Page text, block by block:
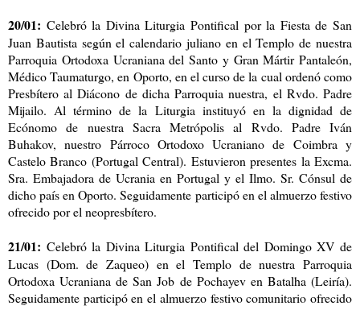
20/01: Celebró la Divina Liturgia Pontifical por la Fiesta de San
Juan Bautista según el calendario juliano en el Templo de nuestra
Parroquia Ortodoxa Ucraniana del Santo y Gran Mártir Pantaleón,
Médico Taumaturgo, en Oporto, en el curso de la cual ordenó como
Presbítero al Diácono de dicha Parroquia nuestra, el Rvdo. Padre
Mijailo. Al término de la Liturgia instituyó en la dignidad de
Ecónomo de nuestra Sacra Metrópolis al Rvdo. Padre Iván
Buhakov, nuestro Párroco Ortodoxo Ucraniano de Coimbra y
Castelo Branco (Portugal Central). Estuvieron presentes la Excma.
Sra. Embajadora de Ucrania en Portugal y el Ilmo. Sr. Cónsul de
dicho país en Oporto. Seguidamente participó en el almuerzo festivo
ofrecido por el neopresbítero.
21/01: Celebró la Divina Liturgia Pontifical del Domingo XV de
Lucas (Dom. de Zaqueo) en el Templo de nuestra Parroquia
Ortodoxa Ucraniana de San Job de Pochayev en Batalha (Leiría).
Seguidamente participó en el almuerzo festivo comunitario ofrecido